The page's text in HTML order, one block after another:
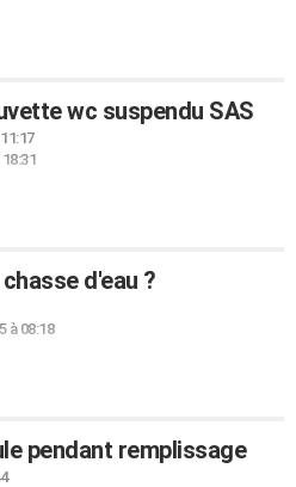
wc suspendu SAS
d'eau ?
à 08:18
pendant remplissage